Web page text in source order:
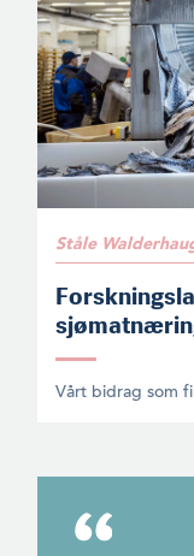
Ståle
Vårt bidrag som